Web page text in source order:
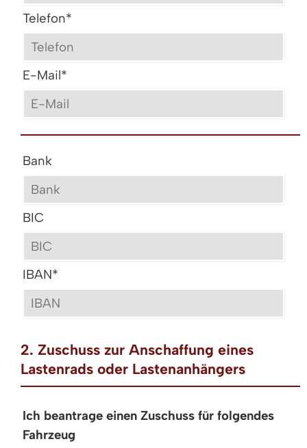
Telefon*
E-Mail*
Bank
BIC
IBAN*
2. Zuschuss zur Anschaffung eines
Lastenrads oder Lastenanhängers
Ich beantrage einen Zuschuss für folgendes
Fahrzeug